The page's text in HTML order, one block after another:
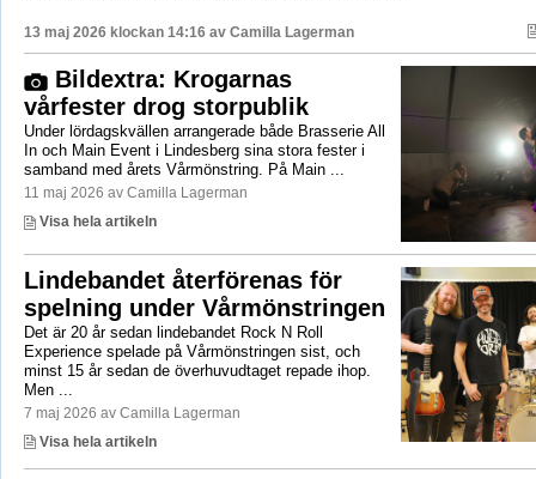
13 maj 2026 klockan 14:16 av Camilla Lagerman
Bildextra: Krogarnas
vårfester drog storpublik
Under lördagskvällen arrangerade både Brasserie All
In och Main Event i Lindesberg sina stora fester i
samband med årets Vårmönstring. På Main ...
11 maj 2026 av Camilla Lagerman
Visa hela artikeln
Lindebandet återförenas för
spelning under Vårmönstringen
Det är 20 år sedan lindebandet Rock N Roll
Experience spelade på Vårmönstringen sist, och
minst 15 år sedan de överhuvudtaget repade ihop.
Men ...
7 maj 2026 av Camilla Lagerman
Visa hela artikeln